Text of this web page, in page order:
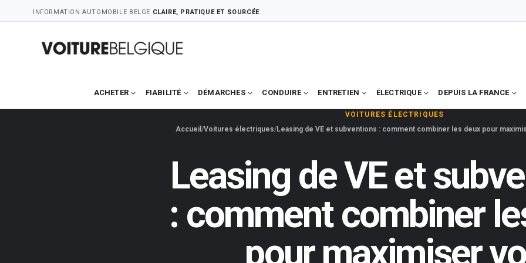
to
INFORMATION AUTOMOBILE BELGE CLAIRE, PRATIQUE ET SOURCÉE
ACHETER FIABILITÉ DÉMARCHES CONDUIRE ENTRETIEN ÉLECTRIQUE DEPUIS LA FRANCE
VOITURES ÉLECTRIQUES
Accueil Voitures électriques Leasing de VE et subventions : comment combiner les deux pour
Leasing de VE et
: comment combiner
pour maximiser